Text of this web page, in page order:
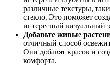
различные текстуры,
стекло. Это поможет
интересный визуальный
Добавьте живые
отличный способ
Они добавят красок и
комфорта.